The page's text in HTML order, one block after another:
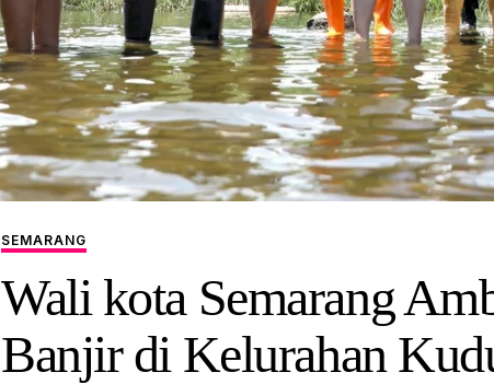
SEMARANG
Wali kota Semarang
Banjir di Kelurahan